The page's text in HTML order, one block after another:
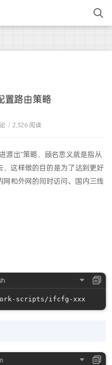
置路由策略
/ 2,326 阅读
源出”策略，顾名思义就是指从
这样做的目的是为了达到更好
和外网的同时访问、国内三线